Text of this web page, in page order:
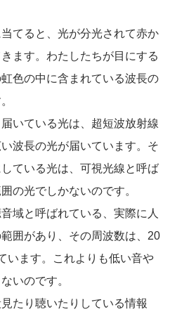
てると、光が分光されて赤か
ます。わたしたちが目にする
色の中に含まれている波長の
いている光は、超短波放射線
波長の光が届いています。そ
ている光は、可視光線と呼ば
の光でしかないのです。
域と呼ばれている、実際に人
囲があり、その周波数は、20
います。これよりも低い音や
いのです。
たり聴いたりしている情報